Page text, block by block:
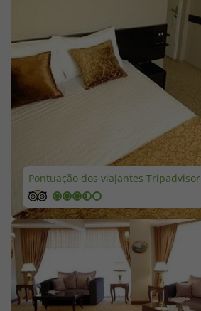
Promoções
Especialistas
Rede de Lojas
Blog TopViagens
Área de Cliente
Pontuação dos viajantes Tripadvisor